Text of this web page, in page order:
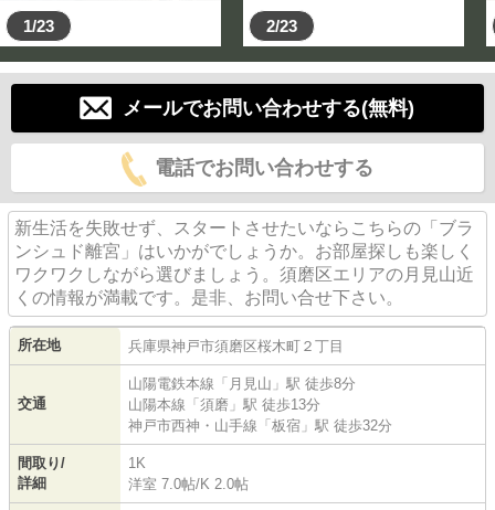
1/23 2/23
メールでお問い合わせする(無料)
電話でお問い合わせする
新生活を失敗せず、スタートさせたいならこちらの「ブラ
ンシュド離宮」はいかがでしょうか。お部屋探しも楽しく
ワクワクしながら選びましょう。須磨区エリアの月見山近
くの情報が満載です。是非、お問い合せ下さい。
所在地 兵庫県神戸市須磨区桜木町 ２丁目
交通
山陽電鉄本線 「 月見山 」駅 徒歩8分
山陽本線 「 須磨 」駅 徒歩13分
神戸市西神・山手線 「 板宿 」駅 徒歩32分
間取り/
詳細
1K
洋室 7.0帖/K 2.0帖